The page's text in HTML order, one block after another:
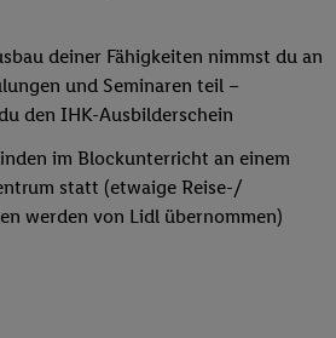
deiner Fähigkeiten nimmst du an
und Seminaren teil –
den IHK-Ausbilderschein
im Blockunterricht an einem
statt (etwaige Reise-/
werden von Lidl übernommen)